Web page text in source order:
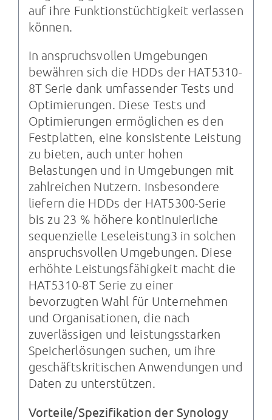
auf ihre Funktionstüchtigkeit verlassen
können.
In anspruchsvollen Umgebungen
bewähren sich die HDDs der HAT5310-
8T Serie dank umfassender Tests und
Optimierungen. Diese Tests und
Optimierungen ermöglichen es den
Festplatten, eine konsistente Leistung
zu bieten, auch unter hohen
Belastungen und in Umgebungen mit
zahlreichen Nutzern. Insbesondere
liefern die HDDs der HAT5300-Serie
bis zu 23 % höhere kontinuierliche
sequenzielle Leseleistung3 in solchen
anspruchsvollen Umgebungen. Diese
erhöhte Leistungsfähigkeit macht die
HAT5310-8T Serie zu einer
bevorzugten Wahl für Unternehmen
und Organisationen, die nach
zuverlässigen und leistungsstarken
Speicherlösungen suchen, um ihre
geschäftskritischen Anwendungen und
Daten zu unterstützen.
Vorteile/Spezifikation der Synology